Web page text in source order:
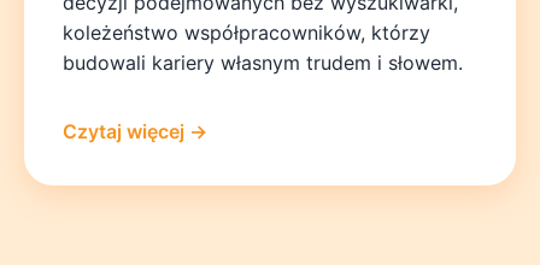
koleżeństwo współpracowników, którzy
budowali kariery własnym trudem i słowem.
Czytaj więcej →